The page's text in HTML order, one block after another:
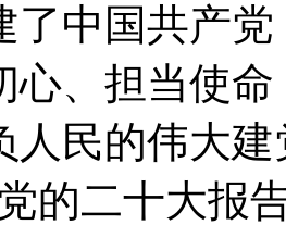
了中国共产
心、担当使
人民的伟大
的二十大报